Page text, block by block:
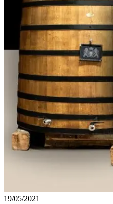
19/05/2021